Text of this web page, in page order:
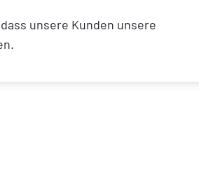
unsere Kunden unsere